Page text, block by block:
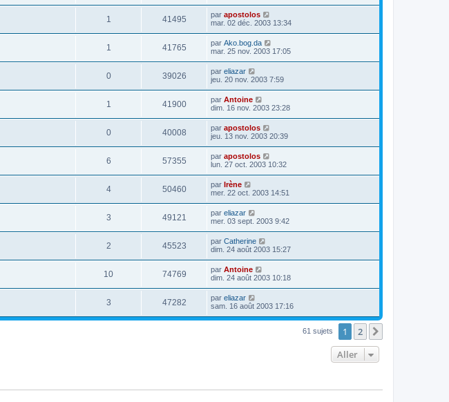
1 41495 par apostolos
mar. 02 déc. 2003 13:34
1 41765 par Ako.bog.da
mar. 25 nov. 2003 17:05
0 39026 par eliazar
jeu. 20 nov. 2003 7:59
1 41900 par Antoine
dim. 16 nov. 2003 23:28
0 40008 par apostolos
jeu. 13 nov. 2003 20:39
6 57355 par apostolos
lun. 27 oct. 2003 10:32
4 50460 par Irène
mer. 22 oct. 2003 14:51
3 49121 par eliazar
mer. 03 sept. 2003 9:42
2 45523 par Catherine
dim. 24 août 2003 15:27
10 74769 par Antoine
dim. 24 août 2003 10:18
3 47282 par eliazar
sam. 16 août 2003 17:16
61 sujets 1 2
Aller